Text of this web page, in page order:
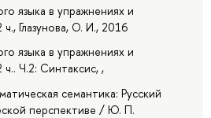
языка в упражнениях и
Глазунова, О. И., 2016
языка в упражнениях и
Ч.2: Синтаксис, ,
семантика: Русский
перспективе / Ю. П.